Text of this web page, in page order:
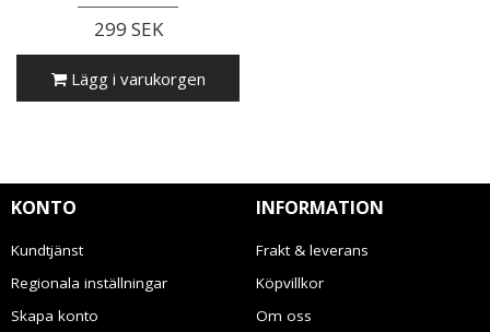
299 SEK
Lägg i varukorgen
KONTO
Kundtjänst
Regionala inställningar
Skapa konto
INFORMATION
Frakt & leverans
Köpvillkor
Om oss